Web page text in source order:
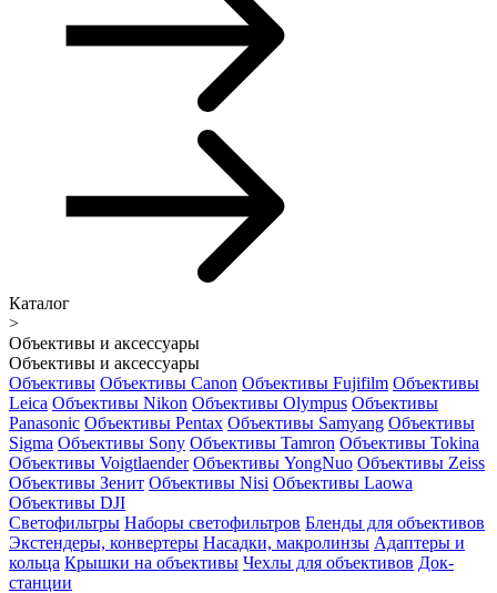
Каталог
>
Объективы и аксессуары
Объективы и аксессуары
Объективы Объективы Canon Объективы Fujifilm Объективы
Leica Объективы Nikon Объективы Olympus Объективы
Panasonic Объективы Pentax Объективы Samyang Объективы
Sigma Объективы Sony Объективы Tamron Объективы Tokina
Объективы Voigtlaender Объективы YongNuo Объективы Zeiss
Объективы Зенит Объективы Nisi Объективы Laowa
Объективы DJI
Светофильтры Наборы светофильтров Бленды для объективов
Экстендеры, конвертеры Насадки, макролинзы Адаптеры и
кольца Крышки на объективы Чехлы для объективов Док-
станции